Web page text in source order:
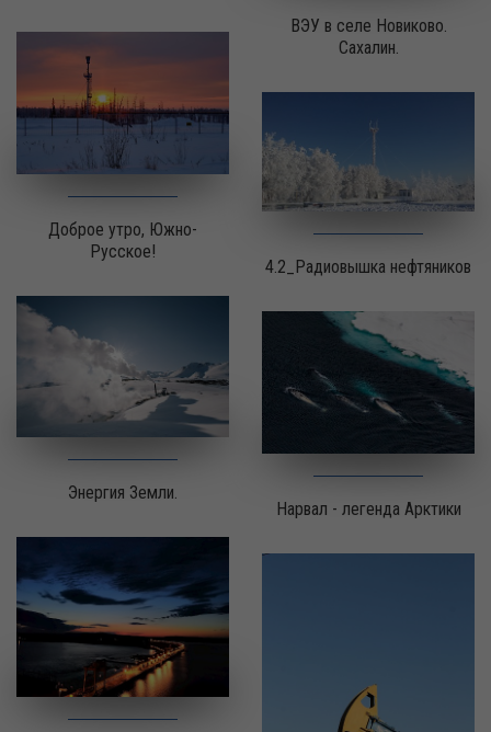
Доброе утро, Южно-
Русское!
ВЭУ в селе Новиково.
Сахалин.
Энергия Земли.
4.2_Радиовышка нефтяников
Нарвал - легенда Арктики